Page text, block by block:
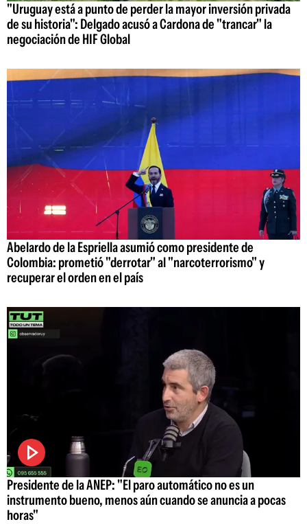
"Uruguay está a punto de perder la mayor inversión privada
de su historia": Delgado acusó a Cardona de "trancar" la
negociación de HIF Global
Abelardo de la Espriella asumió como presidente de
Colombia: prometió "derrotar" al "narcoterrorismo" y
recuperar el orden en el país
Presidente de la ANEP: "El paro automático no es un
instrumento bueno, menos aún cuando se anuncia a pocas
horas"